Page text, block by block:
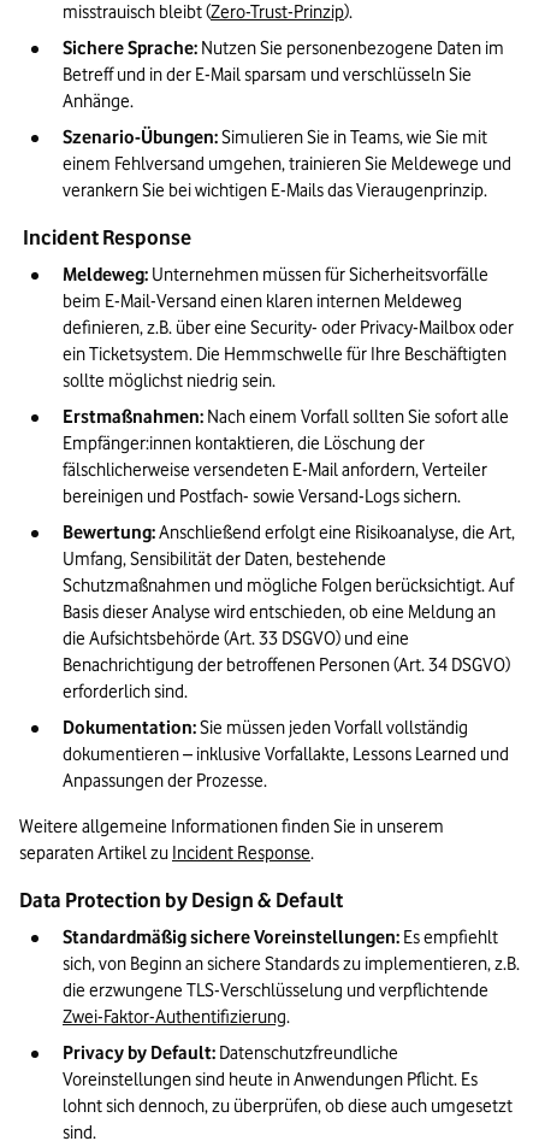
misstrauisch bleibt (Zero-Trust-Prinzip).
Sichere Sprache: Nutzen Sie personenbezogene Daten im
Betreff und in der E-Mail sparsam und verschlüsseln Sie
Anhänge.
Szenario-Übungen: Simulieren Sie in Teams, wie Sie mit
einem Fehlversand umgehen, trainieren Sie Meldewege und
verankern Sie bei wichtigen E-Mails das Vieraugenprinzip.
Incident Response
Meldeweg: Unternehmen müssen für Sicherheitsvorfälle
beim E-Mail-Versand einen klaren internen Meldeweg
definieren, z.B. über eine Security- oder Privacy-Mailbox oder
ein Ticketsystem. Die Hemmschwelle für Ihre Beschäftigten
sollte möglichst niedrig sein.
Erstmaßnahmen: Nach einem Vorfall sollten Sie sofort alle
Empfänger:innen kontaktieren, die Löschung der
fälschlicherweise versendeten E-Mail anfordern, Verteiler
bereinigen und Postfach- sowie Versand-Logs sichern.
Bewertung: Anschließend erfolgt eine Risikoanalyse, die Art,
Umfang, Sensibilität der Daten, bestehende
Schutzmaßnahmen und mögliche Folgen berücksichtigt. Auf
Basis dieser Analyse wird entschieden, ob eine Meldung an
die Aufsichtsbehörde (Art. 33 DSGVO) und eine
Benachrichtigung der betroffenen Personen (Art. 34 DSGVO)
erforderlich sind.
Dokumentation: Sie müssen jeden Vorfall vollständig
dokumentieren – inklusive Vorfallakte, Lessons Learned und
Anpassungen der Prozesse.
Weitere allgemeine Informationen finden Sie in unserem
separaten Artikel zu Incident Response.
Data Protection by Design & Default
Standardmäßig sichere Voreinstellungen: Es empfiehlt
sich, von Beginn an sichere Standards zu implementieren, z.B.
Zwei-Faktor-Authentifizierung.
Privacy by Default: Datenschutzfreundliche
Voreinstellungen sind heute in Anwendungen Pflicht. Es
lohnt sich dennoch, zu überprüfen, ob diese auch umgesetzt
sind.